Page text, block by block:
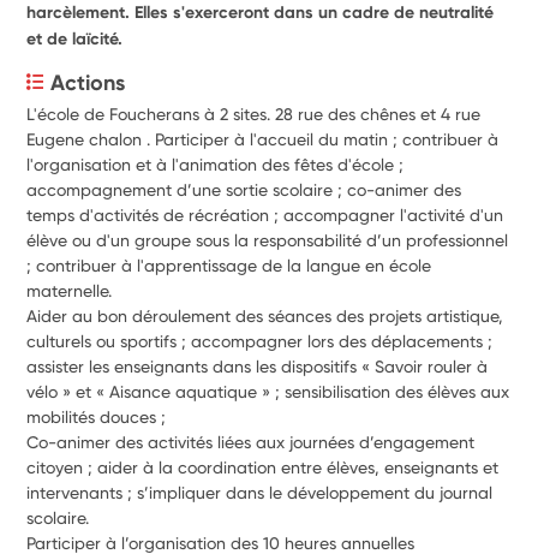
harcèlement. Elles s'exerceront dans un cadre de neutralité
et de laïcité.
Actions
L'école de Foucherans à 2 sites. 28 rue des chênes et 4 rue
Eugene chalon . Participer à l'accueil du matin ; contribuer à
l'organisation et à l'animation des fêtes d'école ;
accompagnement d’une sortie scolaire ; co-animer des
temps d'activités de récréation ; accompagner l'activité d'un
élève ou d'un groupe sous la responsabilité d’un professionnel
; contribuer à l'apprentissage de la langue en école
maternelle.
Aider au bon déroulement des séances des projets artistique,
culturels ou sportifs ; accompagner lors des déplacements ;
assister les enseignants dans les dispositifs « Savoir rouler à
vélo » et « Aisance aquatique » ; sensibilisation des élèves aux
mobilités douces ;
Co-animer des activités liées aux journées d’engagement
citoyen ; aider à la coordination entre élèves, enseignants et
intervenants ; s’impliquer dans le développement du journal
scolaire.
Participer à l’organisation des 10 heures annuelles